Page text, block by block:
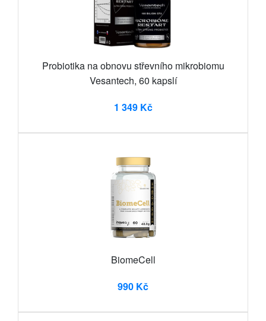
Probiotika na obnovu střevního mikrobiomu
Vesantech, 60 kapslí
1 349 Kč
BiomeCell
990 Kč